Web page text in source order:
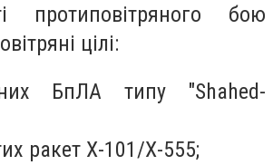
протиповітряного бою
цілі:
БпЛА типу "Shahed-
ракет Х-101/Х-555;